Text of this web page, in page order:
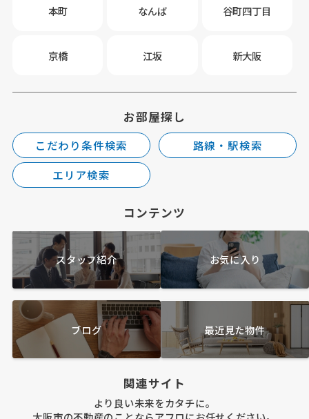
本町 なんば 谷町四丁目
京橋 江坂 新大阪
お部屋探し
こだわり条件検索
路線・駅検索
エリア検索
コンテンツ
スタッフ紹介 お気に入り
ブログ 最近見た物件
関連サイト
より良い未来をカタチに。